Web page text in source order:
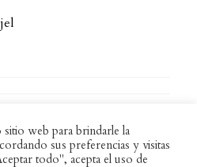
web para brindarle la
sus preferencias y visitas
todo", acepta el uso de